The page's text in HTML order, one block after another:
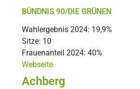
BÜNDNIS 90/DIE GRÜNEN
Wahlergebnis 2024: 19,9%
Sitze: 10
Frauenanteil 2024: 40%
Webseite
Achberg